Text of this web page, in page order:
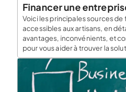
Financer une
Voici les principales sources
accessibles aux artisans, en
avantages, inconvénients, et
pour vous aider à trouver la
à votre projet. Quelles sont les
financement pour les
entreprise artisanale peut
sources de financement pour